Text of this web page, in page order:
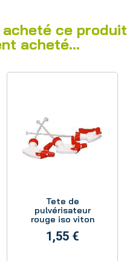
ce produit
acheté...
Tete de
pulvérisateur
rouge iso viton
1,55 €